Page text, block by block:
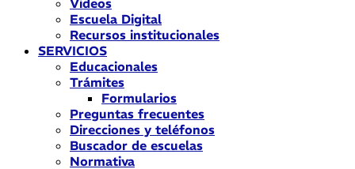
Videos
Escuela Digital
Recursos institucionales
SERVICIOS
Educacionales
Trámites
Formularios
Preguntas frecuentes
Direcciones y teléfonos
Buscador de escuelas
Normativa